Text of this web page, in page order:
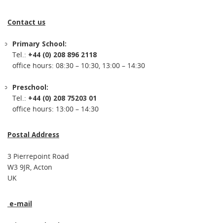
Contact us
Primary School:
Tel.: +44 (0) 208 896 2118
office hours: 08:30 – 10:30, 13:00 – 14:30
Preschool:
Tel.: +44 (0) 208 75203 01
office hours: 13:00 – 14:30
Postal Address
3 Pierrepoint Road
W3 9JR, Acton
UK
e-mail